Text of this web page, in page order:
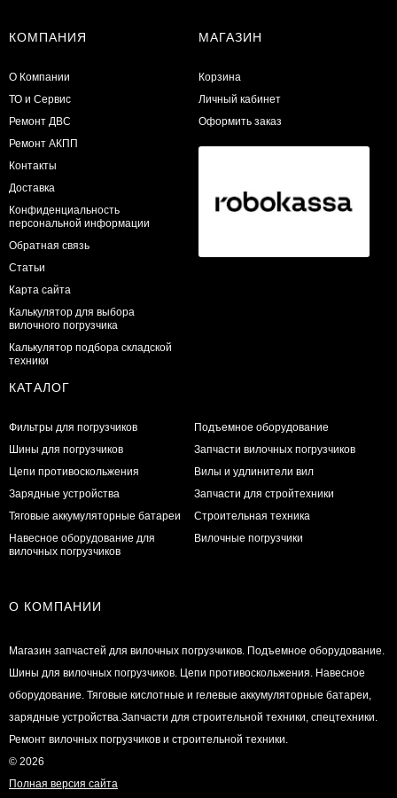
КОМПАНИЯ
О Компании
ТО и Сервис
​Ремонт ДВС
Ремонт АКПП
Контакты
Доставка
Конфиденциальность
персональной информации
Обратная связь
Статьи
Карта сайта
Калькулятор для выбора
вилочного погрузчика
Калькулятор подбора складской
техники
МАГАЗИН
Корзина
Личный кабинет
Оформить заказ
КАТАЛОГ
Фильтры для погрузчиков
Шины для погрузчиков
Цепи противоскольжения
Зарядные устройства
Тяговые аккумуляторные батареи
Навесное оборудование для
вилочных погрузчиков
Подъемное оборудование
Запчасти вилочных погрузчиков
Вилы и удлинители вил
Запчасти для стройтехники
Строительная техника
Вилочные погрузчики
О КОМПАНИИ
Магазин запчастей для вилочных погрузчиков. Подъемное оборудование.
Шины для вилочных погрузчиков. Цепи противоскольжения. Навесное
оборудование. Тяговые кислотные и гелевые аккумуляторные батареи,
зарядные устройства.Запчасти для строительной техники, спецтехники.
Ремонт вилочных погрузчиков и строительной техники.
© 2026
Полная версия сайта